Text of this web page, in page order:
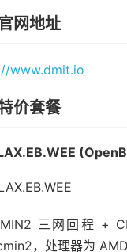
网地址
www.dmit.io
价套餐
三网回程 +
，处理器为 AMD